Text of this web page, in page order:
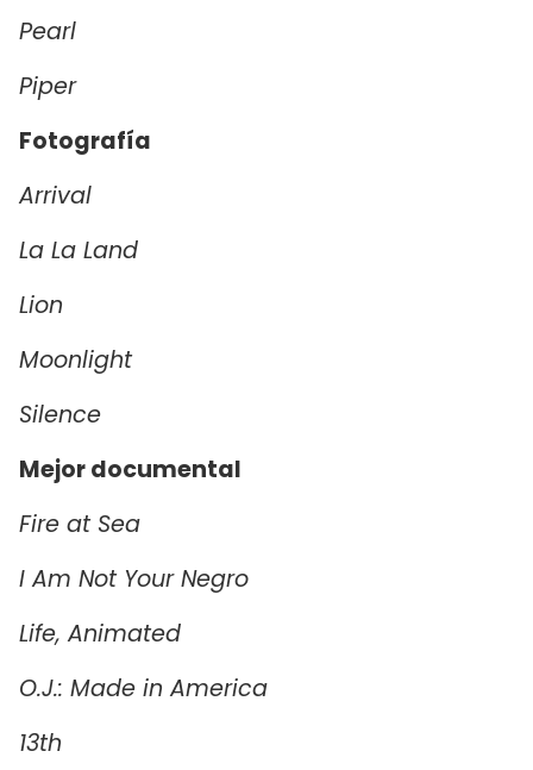
Pearl
Piper
Fotografía
Arrival
La La Land
Lion
Moonlight
Silence
Mejor documental
Fire at Sea
I Am Not Your Negro
Life, Animated
O.J.: Made in America
13th